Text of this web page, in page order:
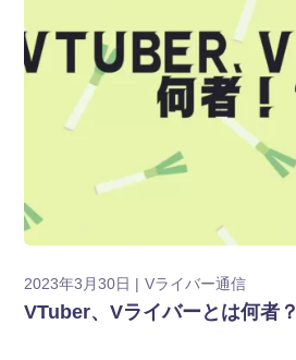
2023年3月30日 Vライバー通信
VTuber、Vライバーとは何者？